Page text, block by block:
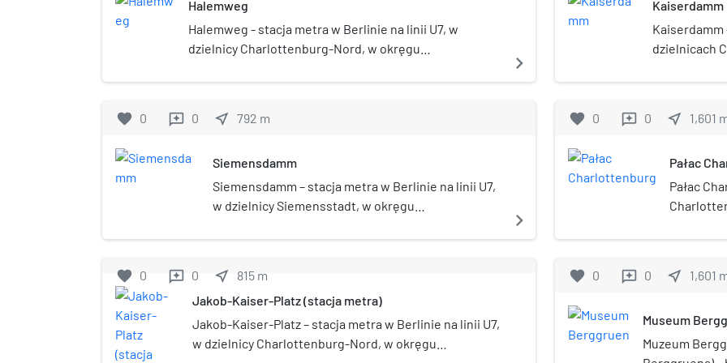
Halemweg
Halemweg - stacja metra w Berlinie na linii U7, w
dzielnicy Charlottenburg-Nord, w okręgu
została otwarta w 1980.
navigate_next
favorite 0 reviews 0 near_me 792 m
Siemensdamm
Siemensdamm – stacja metra w Berlinie na linii U7,
w dzielnicy Siemensstadt, w okręgu
w 1980.
navigate_next
favorite 0 reviews 0 near_me 815 m
Jakob-Kaiser-Platz (stacja metra)
Jakob-Kaiser-Platz – stacja metra w Berlinie na linii U7,
w dzielnicy Charlottenburg-Nord, w okręgu
Kaiserdamm
Kaiserdamm
dzielnicach
1 680 m.
favorite 0 reviews 0 near_me 1,601
Pałac
Pałac
na cześć
(od wsi
dzielnicy).
favorite 0 reviews 0 near_me 1,601
Museum
Muzeum